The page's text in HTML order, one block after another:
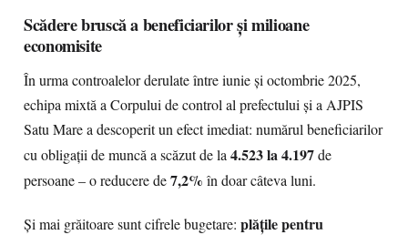
Scădere bruscă a beneficiarilor și milioane
economisite
În urma controalelor derulate între iunie și octombrie 2025,
echipa mixtă a Corpului de control al prefectului și a AJPIS
Satu Mare a descoperit un efect imediat: numărul beneficiarilor
cu obligații de muncă a scăzut de la4.523 la 4.197de
persoane – o reducere de7,2% în doar câteva luni.
Și mai grăitoare sunt cifrele bugetare: plățile pentru